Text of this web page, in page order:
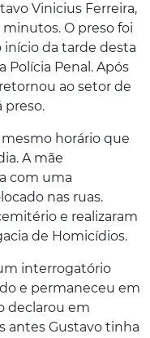
Vinicius Ferreira,
O preso foi
início da tarde desta
Polícia Penal. Após
ao setor de
preso.
horário que
A mãe
com uma
nas ruas.
e realizaram
de Homicídios.
interrogatório
e permaneceu em
declarou em
antes Gustavo tinha